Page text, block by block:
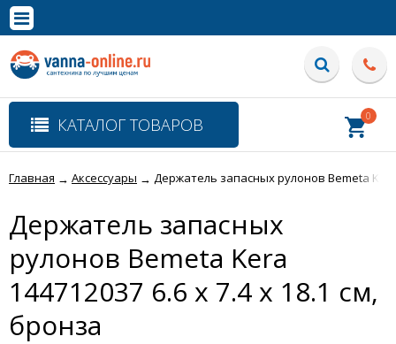
Полная версия сайта
КАТАЛОГ ТОВАРОВ 0
Главная → Аксессуары → Держатель запасных рулонов Bemeta Kera
Держатель запасных
рулонов Bemeta Kera
144712037 6.6 x 7.4 x 18.1 см,
бронза